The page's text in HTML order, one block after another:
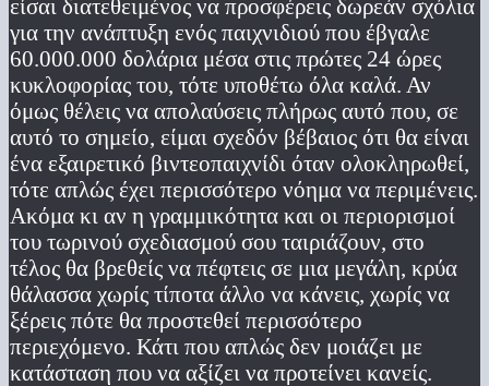
είσαι διατεθειμένος να προσφέρεις δωρεάν σχόλια
για την ανάπτυξη ενός παιχνιδιού που έβγαλε
60.000.000 δολάρια μέσα στις πρώτες 24 ώρες
κυκλοφορίας του, τότε υποθέτω όλα καλά. Αν
όμως θέλεις να απολαύσεις πλήρως αυτό που, σε
αυτό το σημείο, είμαι σχεδόν βέβαιος ότι θα είναι
ένα εξαιρετικό βιντεοπαιχνίδι όταν ολοκληρωθεί,
τότε απλώς έχει περισσότερο νόημα να περιμένεις.
Ακόμα κι αν η γραμμικότητα και οι περιορισμοί
του τωρινού σχεδιασμού σου ταιριάζουν, στο
τέλος θα βρεθείς να πέφτεις σε μια μεγάλη, κρύα
θάλασσα χωρίς τίποτα άλλο να κάνεις, χωρίς να
ξέρεις πότε θα προστεθεί περισσότερο
περιεχόμενο. Κάτι που απλώς δεν μοιάζει με
κατάσταση που να αξίζει να προτείνει κανείς.